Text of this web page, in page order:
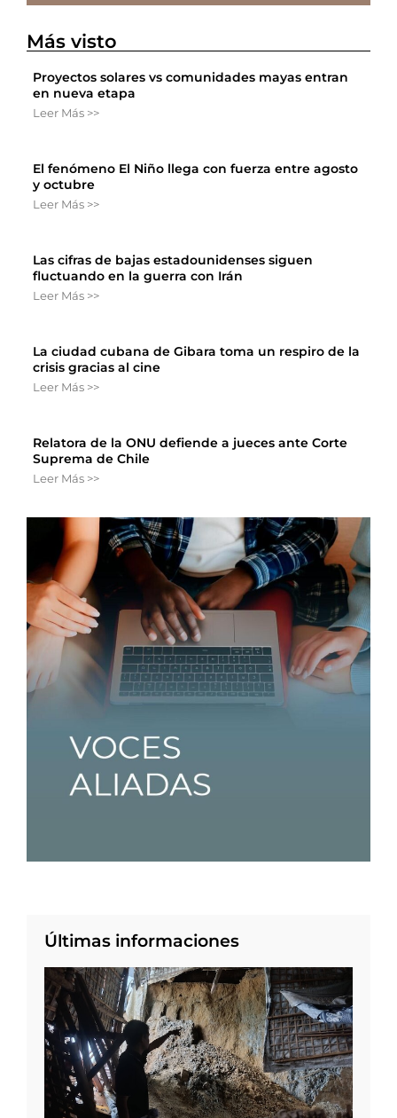
Más visto
Proyectos solares vs comunidades mayas entran
en nueva etapa
Leer Más >>
El fenómeno El Niño llega con fuerza entre agosto
y octubre
Leer Más >>
Las cifras de bajas estadounidenses siguen
fluctuando en la guerra con Irán
Leer Más >>
La ciudad cubana de Gibara toma un respiro de la
crisis gracias al cine
Leer Más >>
Relatora de la ONU defiende a jueces ante Corte
Suprema de Chile
Leer Más >>
Últimas informaciones